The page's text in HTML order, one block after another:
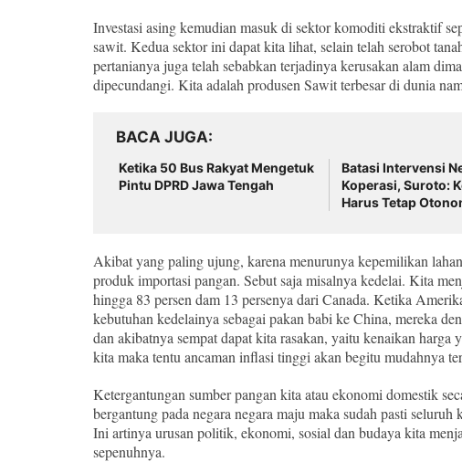
Investasi asing kemudian masuk di sektor komoditi ekstraktif
sawit. Kedua sektor ini dapat kita lihat, selain telah serobot
pertanianya juga telah sebabkan terjadinya kerusakan alam
dipecundangi. Kita adalah produsen Sawit terbesar di dunia
BACA JUGA
Ketika 50 Bus Rakyat Mengetuk
Pintu DPRD Jawa Tengah
Batasi Intervensi
Koperasi, Suroto:
Harus Tetap
Akibat yang paling ujung, karena menurunya kepemilikan
produk importasi pangan. Sebut saja misalnya kedelai. Kita
hingga 83 persen dam 13 persenya dari Canada. Ketika
kebutuhan kedelainya sebagai pakan babi ke China, mereka
dan akibatnya sempat dapat kita rasakan, yaitu kenaikan
kita maka tentu ancaman inflasi tinggi akan begitu mudahnya
Ketergantungan sumber pangan kita atau ekonomi domestik
bergantung pada negara negara maju maka sudah pasti
Ini artinya urusan politik, ekonomi, sosial dan budaya kita
sepenuhnya.